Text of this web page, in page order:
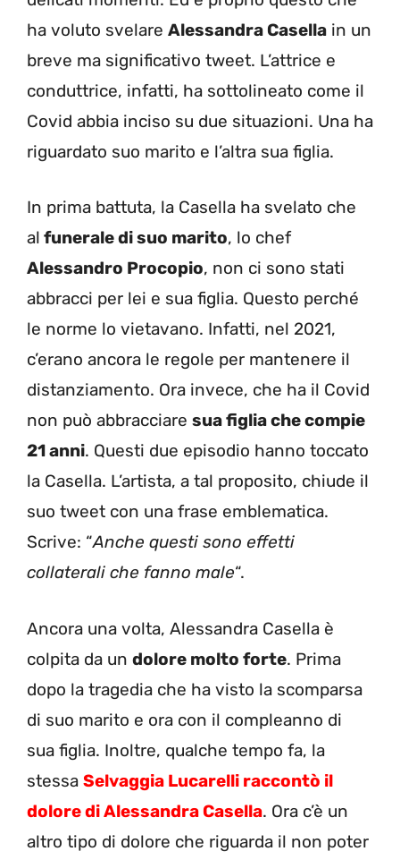
ha voluto svelare Alessandra Casella in un
breve ma significativo tweet. L’attrice e
conduttrice, infatti, ha sottolineato come il
Covid abbia inciso su due situazioni. Una ha
riguardato suo marito e l’altra sua figlia.
In prima battuta, la Casella ha svelato che
al funerale di suo marito, lo chef
Alessandro Procopio, non ci sono stati
abbracci per lei e sua figlia. Questo perché
le norme lo vietavano. Infatti, nel 2021,
c’erano ancora le regole per mantenere il
distanziamento. Ora invece, che ha il Covid
non può abbracciare sua figlia che compie
21 anni. Questi due episodio hanno toccato
la Casella. L’artista, a tal proposito, chiude il
suo tweet con una frase emblematica.
Scrive: “Anche questi sono effetti
collaterali che fanno male“.
Ancora una volta, Alessandra Casella è
colpita da un dolore molto forte. Prima
dopo la tragedia che ha visto la scomparsa
di suo marito e ora con il compleanno di
sua figlia. Inoltre, qualche tempo fa, la
stessa Selvaggia Lucarelli raccontò il
dolore di Alessandra Casella. Ora c’è un
altro tipo di dolore che riguarda il non poter